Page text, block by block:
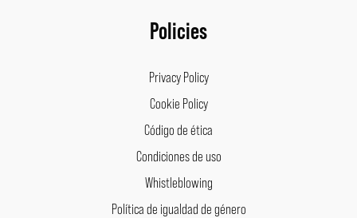
Policies
Privacy Policy
Cookie Policy
Código de ética
Condiciones de uso
Whistleblowing
Política de igualdad de género